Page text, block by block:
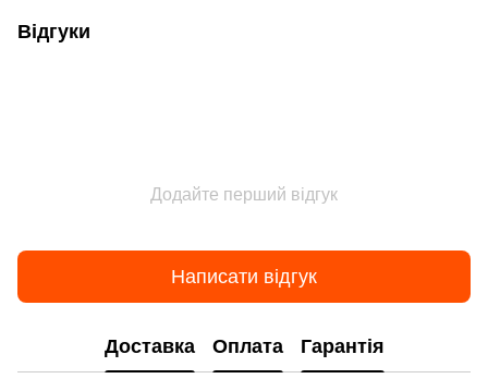
Відгуки
Додайте перший відгук
Написати відгук
Доставка Оплата Гарантія